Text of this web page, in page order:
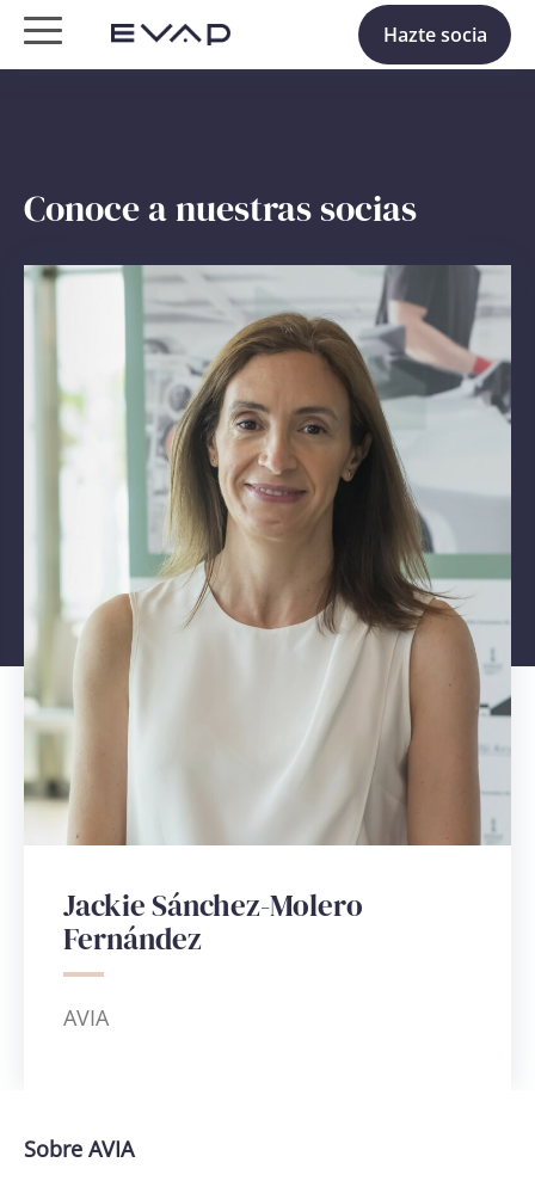
Login
Hazte socia
Conoce a nuestras socias
Jackie Sánchez-Molero
Fernández
AVIA
Sobre AVIA